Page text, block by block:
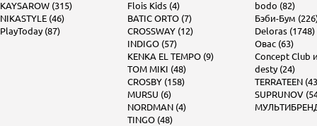
KAYSAROW (315)
NIKASTYLE (46)
PlayToday (87)
Flois Kids (4)
BATIC ORTO (7)
CROSSWAY (12)
INDIGO (57)
KENKA EL TEMPO (9)
TOM MIKI (48)
CROSBY (158)
MURSU (6)
NORDMAN (4)
TINGO (48)
bodo (82)
Бэби-Бум
Deloras (1748)
Овас (63)
Concept Club
desty (24)
TERRATEEN
SUPRUNOV